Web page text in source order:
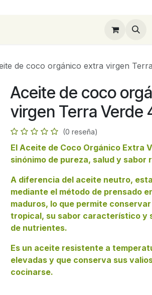
de coco orgánico extra virgen
Aceite de coco
virgen Terra Verde
(0 reseña)
El Aceite de Coco Orgánico Extra
sinónimo de pureza, salud y sabor
A diferencia del aceite neutro,
mediante el método de prensado
maduros, lo que permite
tropical, su sabor característico y
de nutrientes.
Es un aceite resistente a
elevadas y que conserva sus
cocinarse.